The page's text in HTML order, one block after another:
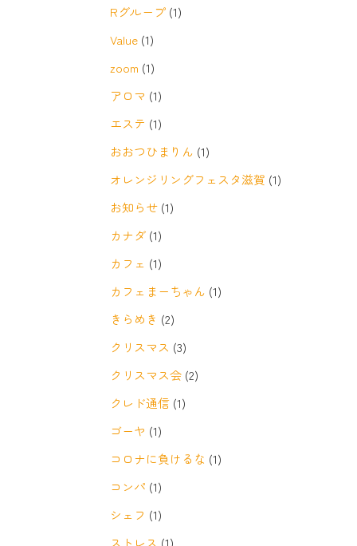
Rグループ (1)
Value (1)
zoom (1)
アロマ (1)
エステ (1)
おおつひまりん (1)
オレンジリングフェスタ滋賀 (1)
お知らせ (1)
カナダ (1)
カフェ (1)
カフェまーちゃん (1)
きらめき (2)
クリスマス (3)
クリスマス会 (2)
クレド通信 (1)
ゴーヤ (1)
コロナに負けるな (1)
コンパ (1)
シェフ (1)
ストレス (1)